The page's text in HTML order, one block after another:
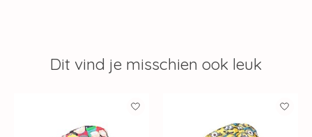
Dit vind je misschien ook leuk
Items van productcarrousel